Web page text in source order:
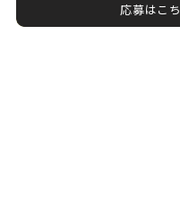
応募はこち